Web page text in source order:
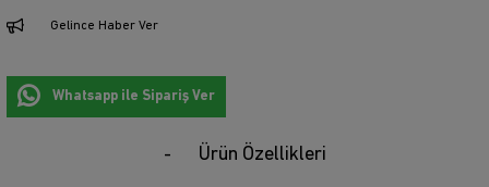
Gelince Haber Ver
Whatsapp ile Sipariş Ver
Ürün Özellikleri